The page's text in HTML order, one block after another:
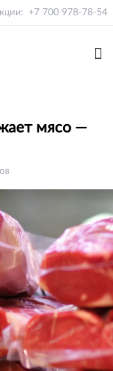
+7 700 978-78-54
мясо —